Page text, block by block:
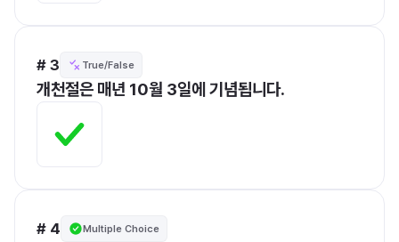
# 3 True/False
개천절은 매년 10월 3일에 기념됩니다.
# 4 Multiple Choice